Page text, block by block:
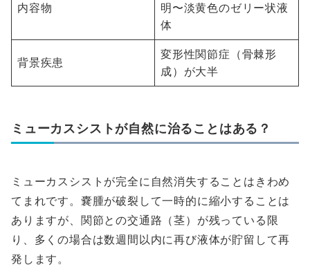
内容物
明〜淡黄色のゼリー状液
体
背景疾患
変形性関節症（骨棘形
成）が大半
ミューカスシストが自然に治ることはある？
ミューカスシストが完全に自然消失することはきわめ
てまれです。嚢腫が破裂して一時的に縮小することは
ありますが、関節との交通路（茎）が残っている限
り、多くの場合は数週間以内に再び液体が貯留して再
発します。